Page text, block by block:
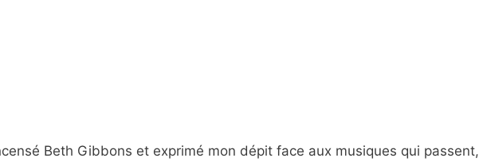
Beth Gibbons et exprimé mon dépit face aux musiques qui passent,